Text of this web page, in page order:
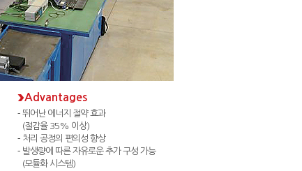
Advantages
뛰어난 에너지 절약 효과
(절감율 35% 이상)
처리 공정의 편의성 향상
발생량에 따른 자유로운 추가 구성 가능
(모듈화 시스템)